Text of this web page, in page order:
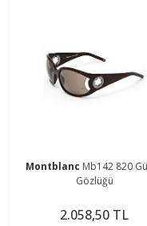
Montblanc Mb142 820
Gözlüğü
2.058,50 TL